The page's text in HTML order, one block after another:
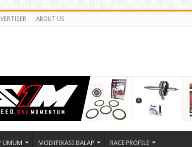
ABOUT US
UMUM MODIFIKASI BALAP RACE PROFILE